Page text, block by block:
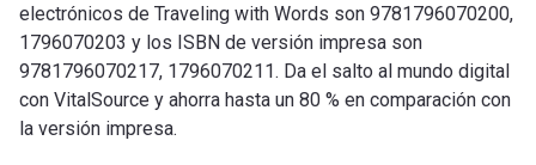
electrónicos de Traveling with Words son 9781796070200,
1796070203 y los ISBN de versión impresa son
9781796070217, 1796070211. Da el salto al mundo digital
con VitalSource y ahorra hasta un 80 % en comparación con
la versión impresa.